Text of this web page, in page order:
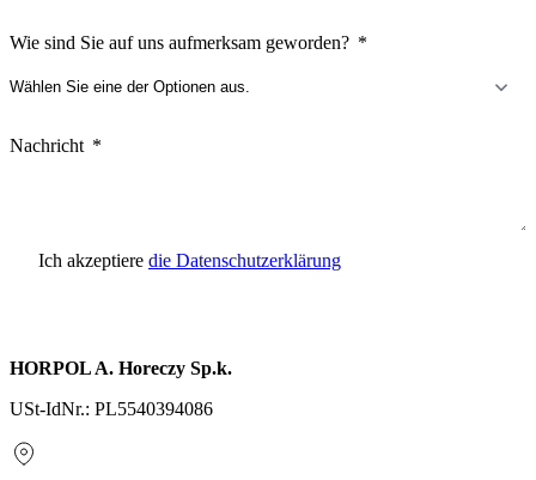
Wie sind Sie auf uns aufmerksam geworden?
Nachricht
Ich akzeptiere die Datenschutzerklärung
HORPOL A. Horeczy Sp.k.
USt-IdNr.: PL5540394086